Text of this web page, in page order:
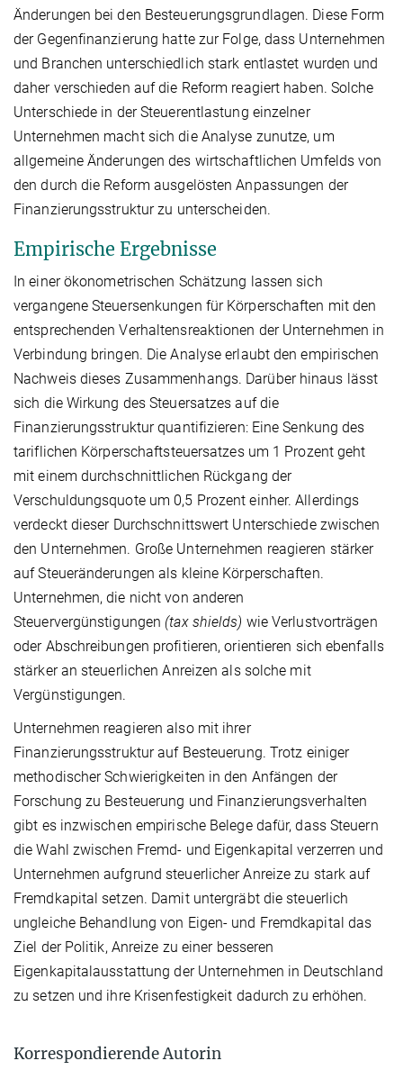
Änderungen bei den Besteuerungsgrundlagen. Diese Form
der Gegenfinanzierung hatte zur Folge, dass Unternehmen
und Branchen unterschiedlich stark entlastet wurden und
daher verschieden auf die Reform reagiert haben. Solche
Unterschiede in der Steuerentlastung einzelner
Unternehmen macht sich die Analyse zunutze, um
allgemeine Änderungen des wirtschaftlichen Umfelds von
den durch die Reform ausgelösten Anpassungen der
Finanzierungsstruktur zu unterscheiden.
Empirische Ergebnisse
In einer ökonometrischen Schätzung lassen sich
vergangene Steuersenkungen für Körperschaften mit den
entsprechenden Verhaltensreaktionen der Unternehmen in
Verbindung bringen. Die Analyse erlaubt den empirischen
Nachweis dieses Zusammenhangs. Darüber hinaus lässt
sich die Wirkung des Steuersatzes auf die
Finanzierungsstruktur quantifizieren: Eine Senkung des
tariflichen Körperschaftsteuersatzes um 1 Prozent geht
mit einem durchschnittlichen Rückgang der
Verschuldungsquote um 0,5 Prozent einher. Allerdings
verdeckt dieser Durchschnittswert Unterschiede zwischen
den Unternehmen. Große Unternehmen reagieren stärker
auf Steueränderungen als kleine Körperschaften.
Unternehmen, die nicht von anderen
Steuervergünstigungen (tax shields) wie Verlustvorträgen
oder Abschreibungen profitieren, orientieren sich ebenfalls
stärker an steuerlichen Anreizen als solche mit
Vergünstigungen.
Unternehmen reagieren also mit ihrer
Finanzierungsstruktur auf Besteuerung. Trotz einiger
methodischer Schwierigkeiten in den Anfängen der
Forschung zu Besteuerung und Finanzierungsverhalten
gibt es inzwischen empirische Belege dafür, dass Steuern
die Wahl zwischen Fremd- und Eigenkapital verzerren und
Unternehmen aufgrund steuerlicher Anreize zu stark auf
Fremdkapital setzen. Damit untergräbt die steuerlich
ungleiche Behandlung von Eigen- und Fremdkapital das
Ziel der Politik, Anreize zu einer besseren
Eigenkapitalausstattung der Unternehmen in Deutschland
zu setzen und ihre Krisenfestigkeit dadurch zu erhöhen.
Korrespondierende Autorin